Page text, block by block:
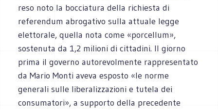
reso noto la bocciatura della richiesta di
referendum abrogativo sulla attuale legge
elettorale, quella nota come «porcellum»,
sostenuta da 1,2 milioni di cittadini. Il giorno
prima il governo autorevolmente rappresentato
da Mario Monti aveva esposto «le norme
generali sulle liberalizzazioni e tutela dei
consumatori», a supporto della precedente